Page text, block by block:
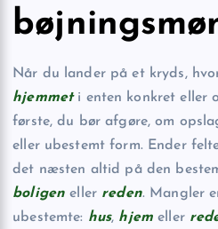
Når du lander på et kryds,
hjemmeti enten konkret eller
første, du bør afgøre, om
eller ubestemt form. Ender
det næsten altid på den
boligen eller reden. Mangler
ubestemte: hus, hjemeller